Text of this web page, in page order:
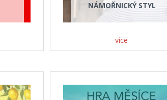
NÁMOŘNICKÝ STYL
více